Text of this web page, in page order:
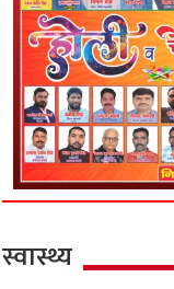
स्वास्थ्य